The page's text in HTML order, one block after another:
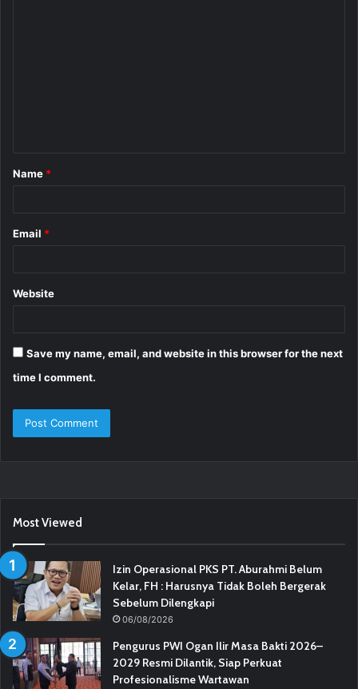
*
Name *
Email *
Website
Save my name, email, and website in this browser for the next
time I comment.
Most Viewed
Izin Operasional PKS PT. Aburahmi Belum
Kelar, FH : Harusnya Tidak Boleh Bergerak
Sebelum Dilengkapi
06/08/2026
Pengurus PWI Ogan Ilir Masa Bakti 2026–
2029 Resmi Dilantik, Siap Perkuat
Profesionalisme Wartawan